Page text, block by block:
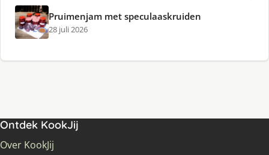
Pruimenjam met speculaaskruiden
28 juli 2026
Ontdek KookJij
Over KookJij